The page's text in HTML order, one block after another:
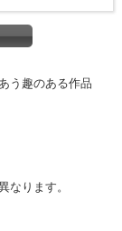
う趣のある作品
なります。